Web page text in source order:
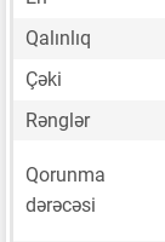
Qalınlıq
Çəki
Rənglər
Qorunma
dərəcəsi